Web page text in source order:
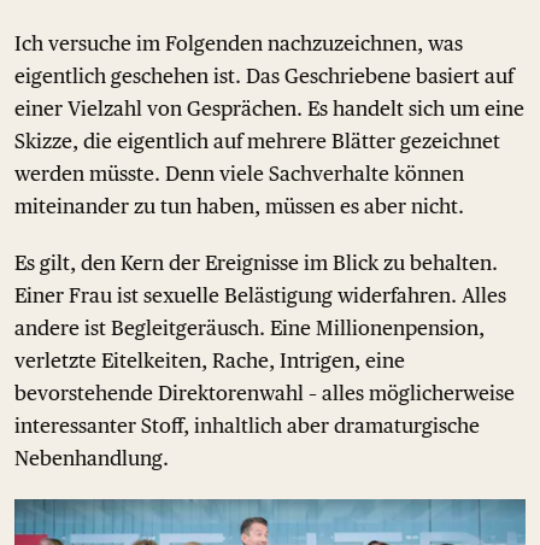
Ich versuche im Folgenden nachzuzeichnen, was
eigentlich geschehen ist. Das Geschriebene basiert auf
einer Vielzahl von Gesprächen. Es handelt sich um eine
Skizze, die eigentlich auf mehrere Blätter gezeichnet
werden müsste. Denn viele Sachverhalte können
miteinander zu tun haben, müssen es aber nicht.
Es gilt, den Kern der Ereignisse im Blick zu behalten.
Einer Frau ist sexuelle Belästigung widerfahren. Alles
andere ist Begleitgeräusch. Eine Millionenpension,
verletzte Eitelkeiten, Rache, Intrigen, eine
bevorstehende Direktorenwahl – alles möglicherweise
interessanter Stoff, inhaltlich aber dramaturgische
Nebenhandlung.